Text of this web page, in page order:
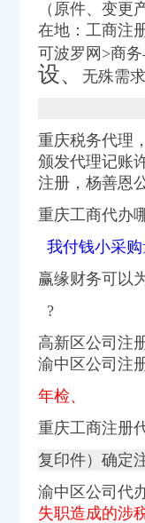
业注册_代理外资公
网
网,高清在线
业注册_代理外资公
业注册_代理外资公
工商信息-启信宝
亨电脑维修,
地图
格,厂家,图片,公
新浪博客
公司
公司
求-太原58同城
咨询上中顾法律网
,高清在线
代理记账-代理出口退
】
（原件、变
在地：工商注
可波罗网>商
设、 无殊需
重庆税务代理
颁发代理记账
注册， 杨善恩
重庆工商代办
我付钱小采
赢缘财务可以
?
高新区公司注
渝中区公司注
年检、
重庆工商注册
复印件）确定
渝中区公司代
失职造成的涉